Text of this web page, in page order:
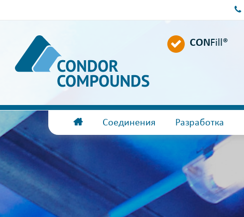
CONFill®
Соединения Разработка